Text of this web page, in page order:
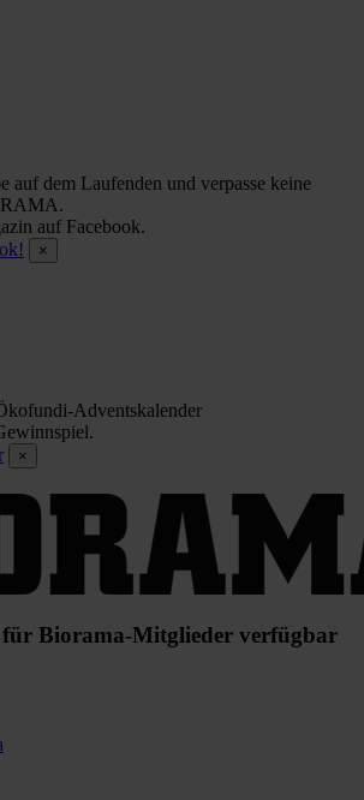
auf dem Laufenden und verpasse keine
auf Facebook.
×
Adventskalender
×
Biorama-Mitglieder verfügbar